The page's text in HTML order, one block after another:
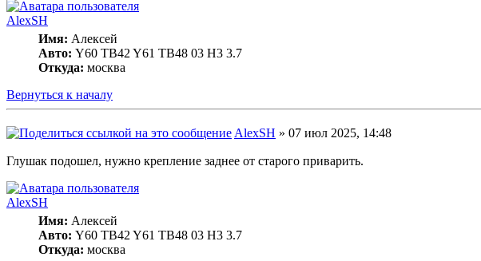
AlexSH
Имя: Алексей
Авто: Y60 TB42 Y61 TB48 03 H3 3.7
Откуда: москва
Вернуться к началу
AlexSH » 07 июл 2025, 14:48
Глушак подошел, нужно крепление заднее от старого приварить.
AlexSH
Имя: Алексей
Авто: Y60 TB42 Y61 TB48 03 H3 3.7
Откуда: москва